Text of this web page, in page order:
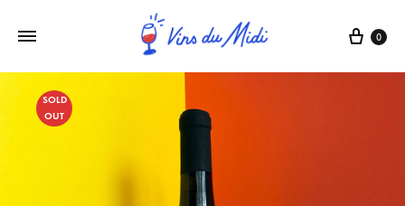
0
SOLD
OUT